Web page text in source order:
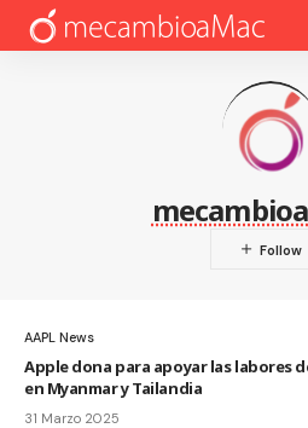
AAPL News
Apple dona para apoyar las labores
en Myanmar y Tailandia
31 Marzo 2025